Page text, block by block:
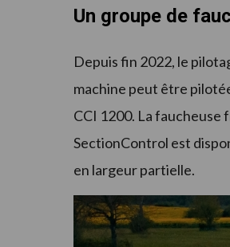
Un groupe de
Depuis fin 2022, le
machine peut être
CCI 1200. La
SectionControl est
en largeur partielle.